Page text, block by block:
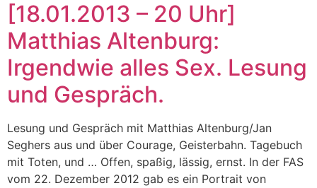
[18.01.2013 – 20 Uhr]
Matthias Altenburg:
Irgendwie alles Sex. Lesung
und Gespräch.
Lesung und Gespräch mit Matthias Altenburg/Jan
Seghers aus und über Courage, Geisterbahn. Tagebuch
mit Toten, und … Offen, spaßig, lässig, ernst. In der FAS
vom 22. Dezember 2012 gab es ein Portrait von